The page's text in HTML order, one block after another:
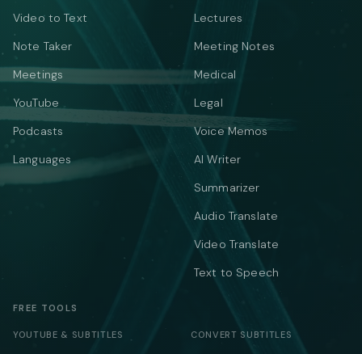
Video to Text
Note Taker
Meetings
YouTube
Podcasts
Languages
Lectures
Meeting Notes
Medical
Legal
Voice Memos
AI Writer
Summarizer
Audio Translate
Video Translate
Text to Speech
FREE TOOLS
YOUTUBE & SUBTITLES CONVERT SUBTITLES